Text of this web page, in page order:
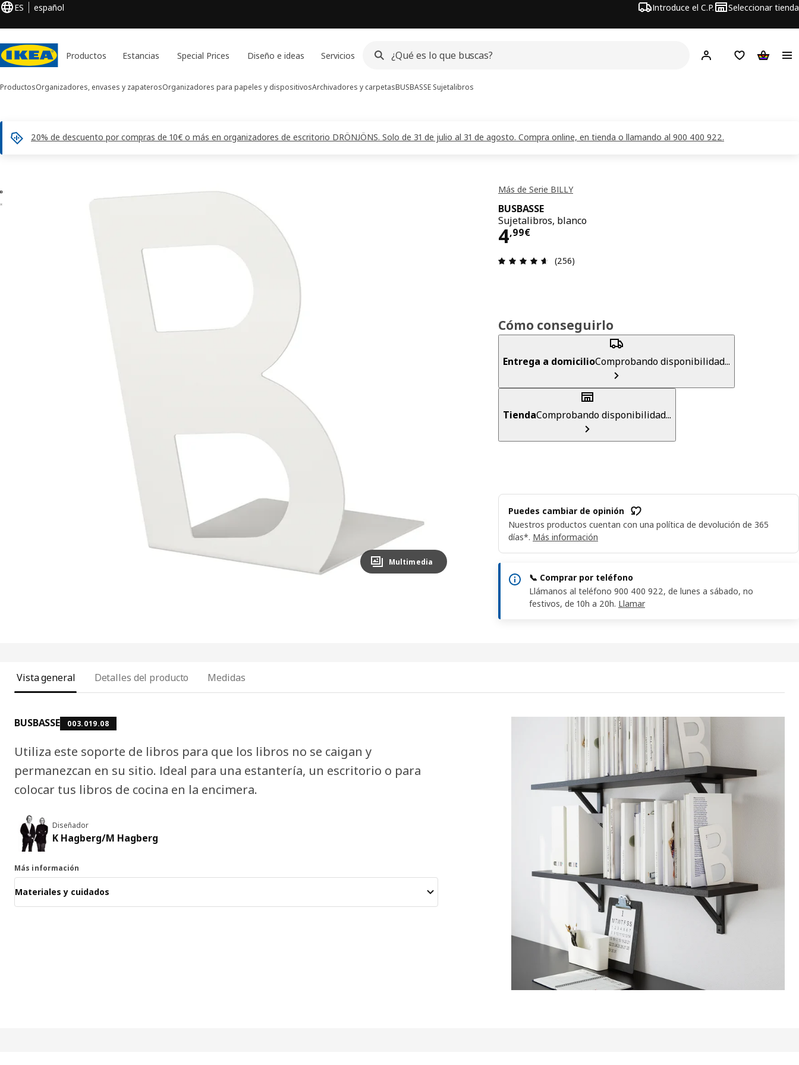
ES español Introduce el C.P. Seleccionar tienda
Productos Estancias Special Prices Diseño e ideas Servicios Hej! Iniciar sesión
Lista de deseos
Carrito
ProductosOrganizadores, envases y zapaterosOrganizadores para papeles y dispositivosArchivadores y carpetasBUSBASSESujetalibros
20% de descuento por compras de 10€ o más en organizadores de escritorio DRÖNJÖNS. Solo de 31 de julio al 31 de agosto. Compra online, en tienda o llamando al 900 400 922.
Imágenes de 2 BUSBASSE
imágenes
Multimedia
Más de Serie BILLY
BUSBASSE
Sujetalibros, blanco
4,99€
El precio 4,99€
Reseña: 4.6 de 5 estrellas. Revisiones totales: 256
(256)
Cómo conseguirlo
Entrega a domicilioComprobando disponibilidad...
TiendaComprobando disponibilidad...
Puedes cambiar de opinión
Nuestros productos cuentan con una política de devolución de 365
días*. Más información
📞 Comprar por teléfono
Llámanos al teléfono 900 400 922, de lunes a sábado, no
festivos, de 10h a 20h. Llamar
Vista general Detalles del producto Medidas
BUSBASSE 003.019.08
Utiliza este soporte de libros para que los libros no se caigan y
permanezcan en su sitio. Ideal para una estantería, un escritorio o para
colocar tus libros de cocina en la encimera.
Diseñador
K Hagberg/M Hagberg
Más información
Materiales y cuidados